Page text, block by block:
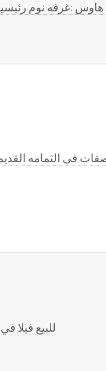
هاوس :غرفه
للبيع فيلا في الذخيره مساحه